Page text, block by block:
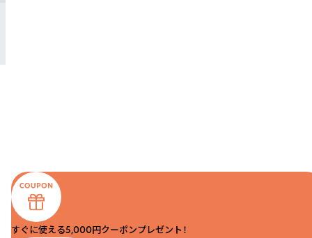
すぐに使える5,000円クーポンプレゼント！